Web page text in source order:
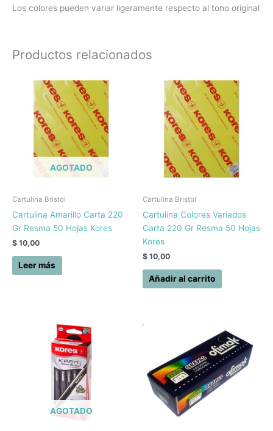
Los colores pueden variar ligeramente respecto al tono original
Productos relacionados
AGOTADO
Cartulina Bristol
Cartulina Amarillo Carta 220
Gr Resma 50 Hojas Kores
$ 10,00
Leer más
Cartulina Bristol
Cartulina Colores Variados
Carta 220 Gr Resma 50 Hojas
Kores
$ 10,00
Añadir al carrito
AGOTADO